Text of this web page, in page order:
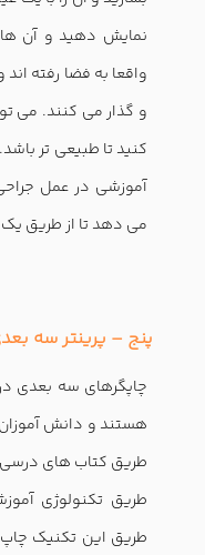
نمایش دهید و آن ها
واقعا به فضا رفته
و گذار می کنند. می
کنید تا طبیعی تر
آموزشی در عمل
می دهد تا از طریق یک
پنج – پرینتر سه
چاپگرهای سه بعدی
هستند و دانش آموزان
طریق کتاب های درسی
طریق تکنولوژی
طریق این تکنیک